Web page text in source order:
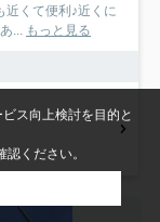
近くて便利♪近くに
...
もっと見る
ス向上検討を目的と
認ください。